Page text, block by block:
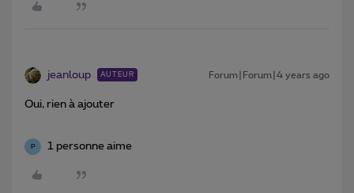
jeanloup AUTEUR Forum|Forum|4 years ago
Oui, rien à ajouter
P 1 personne aime